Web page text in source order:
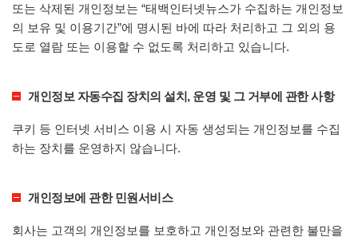
또는 삭제된 개인정보는 “태백인터넷뉴스가 수집하는 개인정보
의 보유 및 이용기간”에 명시된 바에 따라 처리하고 그 외의 용
도로 열람 또는 이용할 수 없도록 처리하고 있습니다.
개인정보 자동수집 장치의 설치, 운영 및 그 거부에 관한 사항
쿠키 등 인터넷 서비스 이용 시 자동 생성되는 개인정보를 수집
하는 장치를 운영하지 않습니다.
개인정보에 관한 민원서비스
회사는 고객의 개인정보를 보호하고 개인정보와 관련한 불만을